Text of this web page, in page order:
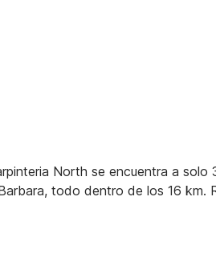
North se encuentra a solo
todo dentro de los 16 km.